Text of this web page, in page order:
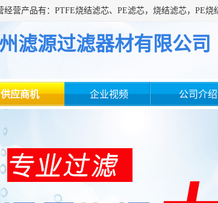
滤源过滤器材有限公司
供应商机 企业视频 公司介绍